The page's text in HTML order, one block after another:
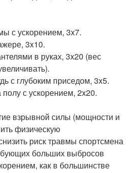
с ускорением, 3x7.
3x10.
в руках, 3x20 (вес
с глубоким приседом, 3x5.
с ускорением, 2x20.
взрывной силы (мощности и
физическую
риск травмы спортсмена
больших выбросов
как в большинстве